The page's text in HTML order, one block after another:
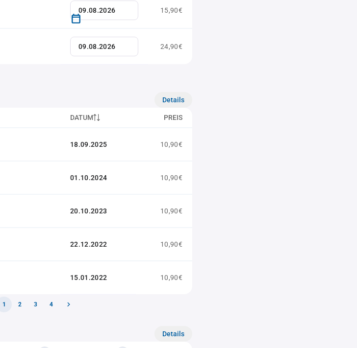
15,90€
24,90€
Details
DATUM PREIS
18.09.2025 10,90€
01.10.2024 10,90€
20.10.2023 10,90€
22.12.2022 10,90€
15.01.2022 10,90€
1 2 3 4
Details